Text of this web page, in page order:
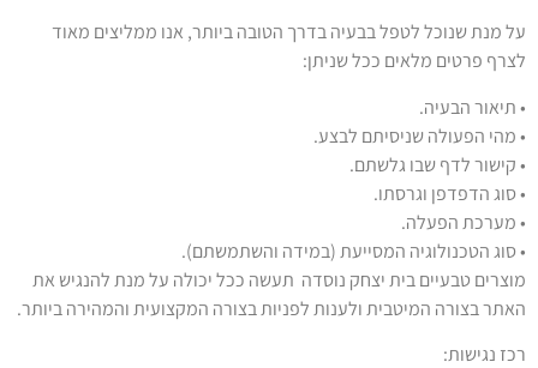
על מנת שנוכל לטפל בבעיה בדרך הטובה ביותר, אנו ממליצים מאוד
לצרף פרטים מלאים ככל שניתן:
•תיאור הבעיה.
•מהי הפעולה שניסיתם לבצע.
•קישור לדף שבו גלשתם.
•סוג הדפדפן וגרסתו.
•מערכת הפעלה.
•סוג הטכנולוגיה המסייעת (במידה והשתמשתם).
מוצרים טבעיים בית יצחק נוסדה תעשה ככל יכולה על מנת להנגיש את
האתר בצורה המיטבית ולענות לפניות בצורה המקצועית והמהירה ביותר.
רכז נגישות: